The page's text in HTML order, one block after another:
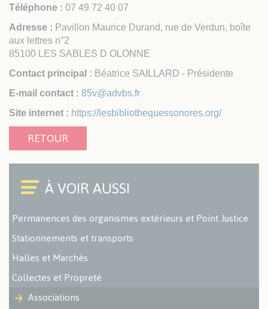
Téléphone : 07 49 72 40 07
Adresse : Pavillon Maurice Durand, rue de Verdun, boîte
aux lettres n°2
85100 LES SABLES D OLONNE
Contact principal : Béatrice SAILLARD - Présidente
E-mail contact : 85v@advbs.fr
Site internet : https://lesbibliothequessonores.org/
RETOUR
Permanences des organismes extérieurs et Point Justice
Stationnements et transports
Halles et Marchés
Collectes et Propreté
Associations